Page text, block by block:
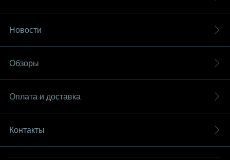
Новости
Обзоры
Оплата и доставка
Контакты